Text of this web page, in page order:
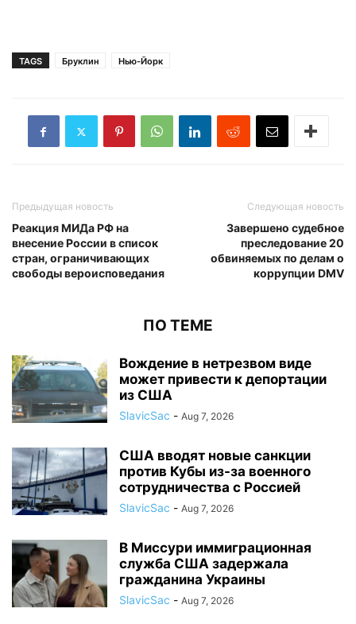
TAGS Бруклин Нью-Йорк
Предыдущая новость
Реакция МИДа РФ на
внесение России в список
стран, ограничивающих
свободы вероисповедания
Следующая новость
Завершено судебное
преследование 20
обвиняемых по делам о
коррупции DMV
ПО ТЕМЕ
Вождение в нетрезвом виде
может привести к депортации
из США
SlavicSac - Aug 7, 2026
США вводят новые санкции
против Кубы из-за военного
сотрудничества с Россией
SlavicSac - Aug 7, 2026
В Миссури иммиграционная
служба США задержала
гражданина Украины
SlavicSac - Aug 7, 2026